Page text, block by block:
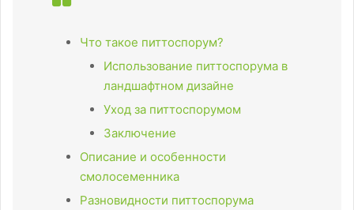
Что такое питтоспорум?
Использование питтоспорума в
ландшафтном дизайне
Уход за питтоспорумом
Заключение
Описание и особенности
смолосеменника
Разновидности питтоспорума